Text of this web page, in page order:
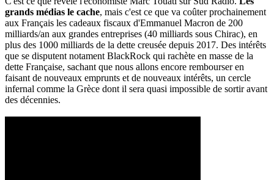
grands médias le cache, mais c'est ce que va coûter prochainement
aux Français les cadeaux fiscaux d'Emmanuel Macron de 200
milliards/an aux grandes entreprises (40 milliards sous Chirac), en
plus des 1000 milliards de la dette creusée depuis 2017. Des intérêts
que se disputent notament BlackRock qui rachète en masse de la
dette Française, sachant que nous allons encore rembourser en
faisant de nouveaux emprunts et de nouveaux intérêts, un cercle
infernal comme la Grèce dont il sera quasi impossible de sortir avant
des décennies.